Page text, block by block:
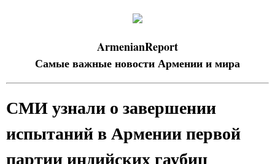
ArmenianReport
Самые важные новости Армении и мира
СМИ узнали о завершении
испытаний в Армении первой
партии индийских гаубиц